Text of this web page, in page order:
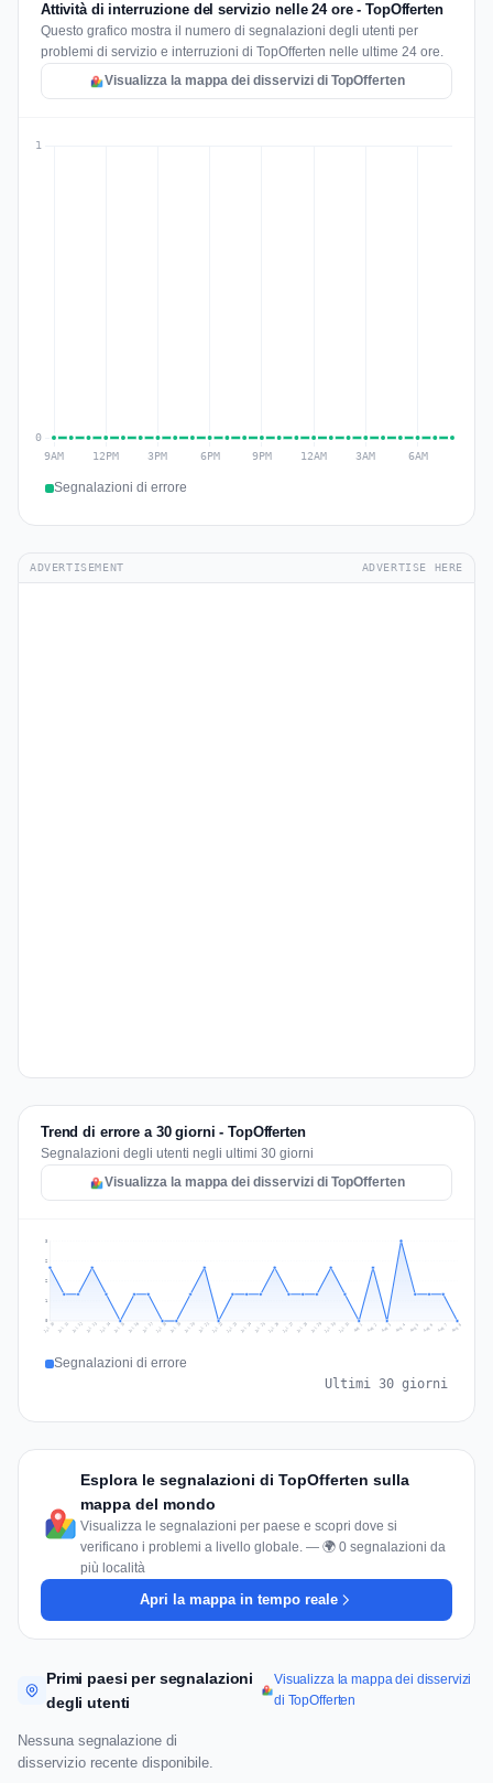
Attività di interruzione del servizio nelle 24 ore - TopOfferten
Questo grafico mostra il numero di segnalazioni degli utenti per
problemi di servizio e interruzioni di TopOfferten nelle ultime 24 ore.
Visualizza la mappa dei disservizi di TopOfferten
Segnalazioni di errore
ADVERTISEMENT ADVERTISE HERE
Trend di errore a 30 giorni - TopOfferten
Segnalazioni degli utenti negli ultimi 30 giorni
Visualizza la mappa dei disservizi di TopOfferten
1
2
2
3
Jul 10 Jul 11 Jul 12 Jul 13 Jul 14 Jul 15 Jul 16 Jul 17 Jul 18 Jul 19 Jul 20 Jul 21 Jul 22 Jul 23 Jul 24 Jul 25 Jul 26 Jul 27 Jul 28 Jul 29 Jul 30 Jul 31 Aug 1 Aug 2 Aug 3 Aug 4 Aug 5 Aug 6 Aug 7 Aug 8
Segnalazioni di errore
Ultimi 30 giorni
Esplora le segnalazioni di TopOfferten sulla
mappa del mondo
Visualizza le segnalazioni per paese e scopri dove si
verificano i problemi a livello globale. — 🌍 0 segnalazioni da
più località
Apri la mappa in tempo reale
Primi paesi per segnalazioni
degli utenti
Visualizza la mappa dei disservizi
di TopOfferten
Nessuna segnalazione di
disservizio recente disponibile.